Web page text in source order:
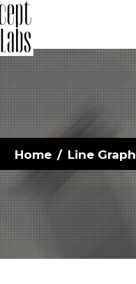
Home / Line Graph